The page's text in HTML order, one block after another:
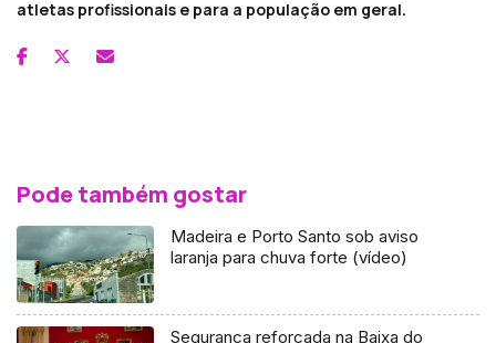
atletas profissionais e para a população em geral.
Pode também gostar
Madeira e Porto Santo sob aviso
laranja para chuva forte (vídeo)
Segurança reforçada na Baixa do